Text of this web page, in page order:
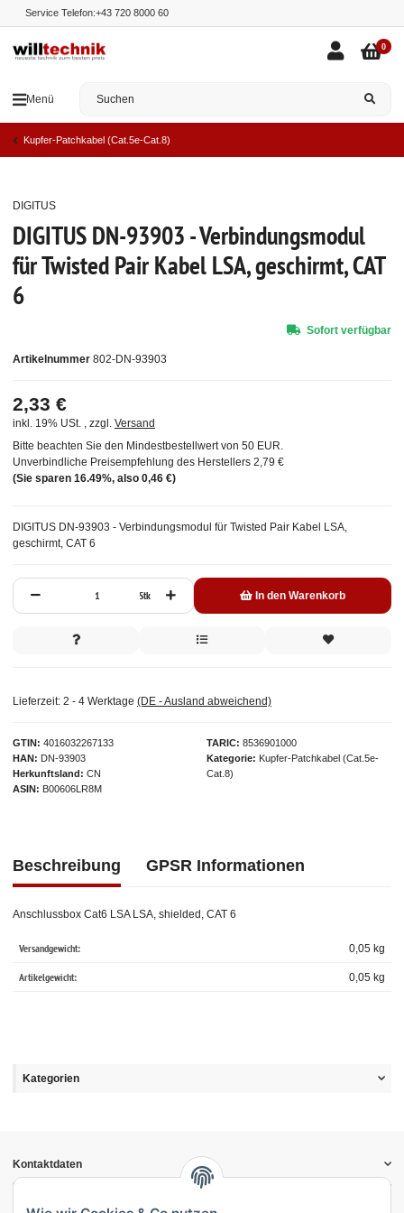
Service Telefon:+43 720 8000 60
Menü
0
Kupfer-Patchkabel (Cat.5e-Cat.8)
DIGITUS DN-93903 - Verbindungsmodul
für Twisted Pair Kabel LSA, geschirmt, CAT
6
Artikelnummer 802-DN-93903
GTIN 4016032267133
HAN
DN-93903
Herkunftsland
CN
ASIN
B00606LR8M
TARIC
8536901000
Kategorie
Kupfer-Patchkabel (Cat.5e-
Cat.8)
DIGITUS
DIGITUS DN-93903 - Verbindungsmodul für Twisted Pair Kabel LSA,
geschirmt, CAT 6
2,33 €
inkl. 19% USt. , zzgl. Versand
Bitte beachten Sie den Mindestbestellwert von 50 EUR.
Unverbindliche Preisempfehlung des Herstellers 2,79 €
(Sie sparen 16.49%, also 0,46 €)
Stk In den Warenkorb
Sofort verfügbar
Lieferzeit: 2 - 4 Werktage (DE - Ausland abweichend)
Beschreibung GPSR Informationen
Anschlussbox Cat6 LSA LSA, shielded, CAT 6
Versandgewicht: 0,05 kg
Artikelgewicht: 0,05 kg
Kategorien
Kontaktdaten
Informationen
Gesetzliche Informationen